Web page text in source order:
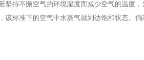
坚持不懈空气的环境湿度而减少空气的温度
该标准下的空气中水蒸气就到达饱和状态。